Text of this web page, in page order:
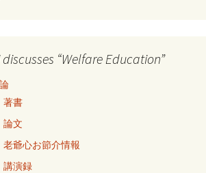
“Welfare Education”
著書
論文
爺心お節介情報
講演録